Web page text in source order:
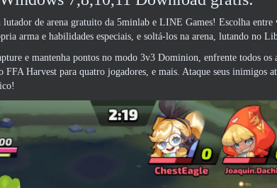
de arena gratuito da 5minlab e LINE Games! Escolha entre
arma e habilidades especiais, e soltá-los na arena, lutando no
e mantenha pontos no modo 3v3 Dominion, enfrente todos os
Harvest para quatro jogadores, e mais. Ataque seus inimigos